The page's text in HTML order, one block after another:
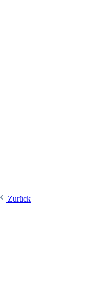
Zurück